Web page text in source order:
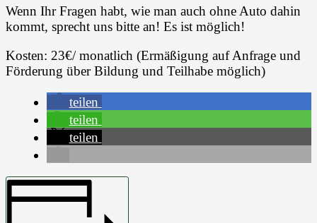
Wenn Ihr Fragen habt, wie man auch ohne Auto dahin
kommt, sprecht uns bitte an! Es ist möglich!
Kosten: 23€/ monatlich (Ermäßigung auf Anfrage und
Förderung über Bildung und Teilhabe möglich)
teilen
teilen
teilen